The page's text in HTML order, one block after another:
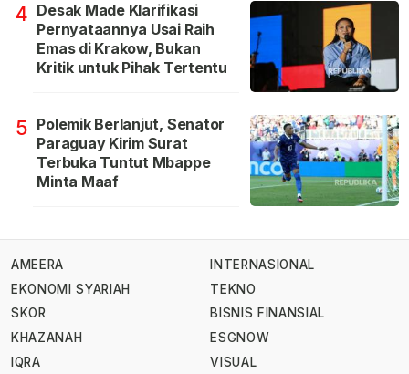
4 Desak Made Klarifikasi
Pernyataannya Usai Raih
Emas di Krakow, Bukan
Kritik untuk Pihak Tertentu
5 Polemik Berlanjut, Senator
Paraguay Kirim Surat
Terbuka Tuntut Mbappe
Minta Maaf
AMEERA
EKONOMI SYARIAH
SKOR
KHAZANAH
IQRA
INTERNASIONAL
TEKNO
BISNIS FINANSIAL
ESGNOW
VISUAL